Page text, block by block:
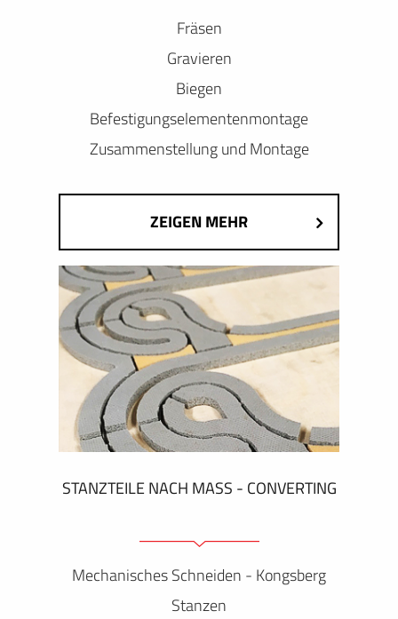
Fräsen
Gravieren
Biegen
Befestigungselementenmontage
Zusammenstellung und Montage
ZEIGEN MEHR
STANZTEILE NACH MASS - CONVERTING
Mechanisches Schneiden - Kongsberg
Stanzen